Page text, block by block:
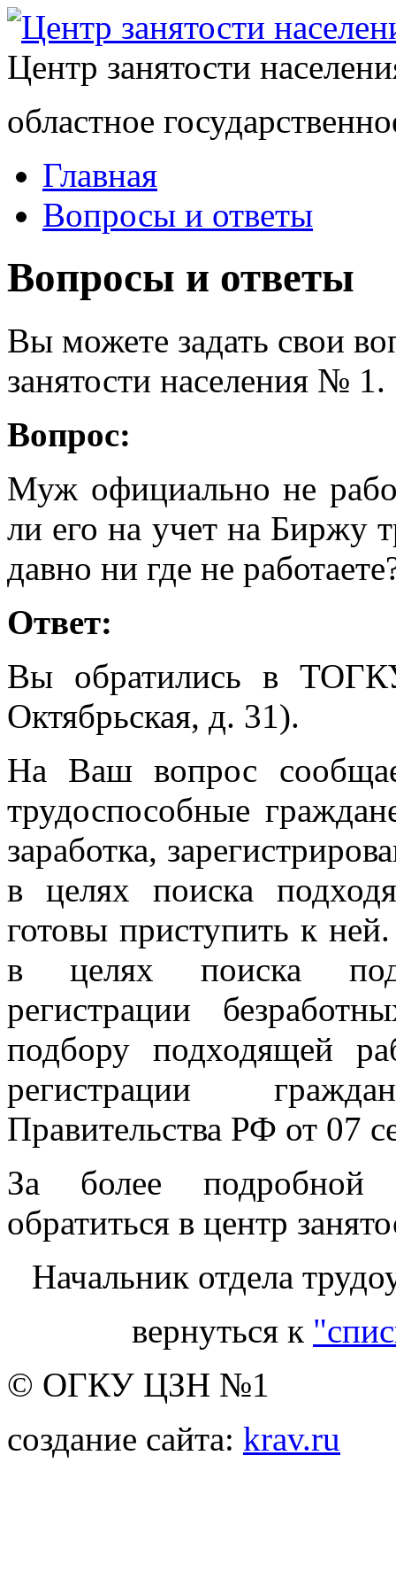
Центр занятости
областное
Главная
Вопросы и ответы
Вопросы и ответы
Вы можете задать свои
занятости населения № 1.
Вопрос:
Муж официально не
ли его на учет на Биржу
давно ни где не
Ответ:
Вы обратились в
Октябрьская, д. 31).
На Ваш вопрос
трудоспособные
заработка,
в целях поиска
готовы приступить к
в целях поиска
регистрации
подбору подходящей
регистрации
Правительства РФ от 07
За более подробной
обратиться в центр
Начальник отдела
вернуться к
© ОГКУ ЦЗН №1
создание сайта: krav.ru